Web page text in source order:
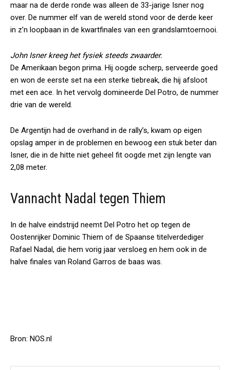
maar na de derde ronde was alleen de 33-jarige Isner nog
over. De nummer elf van de wereld stond voor de derde keer
in z’n loopbaan in de kwartfinales van een grandslamtoernooi.
John Isner kreeg het fysiek steeds zwaarder.
De Amerikaan begon prima. Hij oogde scherp, serveerde goed
en won de eerste set na een sterke tiebreak, die hij afsloot
met een ace. In het vervolg domineerde Del Potro, de nummer
drie van de wereld.
De Argentijn had de overhand in de rally’s, kwam op eigen
opslag amper in de problemen en bewoog een stuk beter dan
Isner, die in de hitte niet geheel fit oogde met zijn lengte van
2,08 meter.
Vannacht Nadal tegen Thiem
In de halve eindstrijd neemt Del Potro het op tegen de
Oostenrijker Dominic Thiem of de Spaanse titelverdediger
Rafael Nadal, die hem vorig jaar versloeg en hem ook in de
halve finales van Roland Garros de baas was.
Bron: NOS.nl